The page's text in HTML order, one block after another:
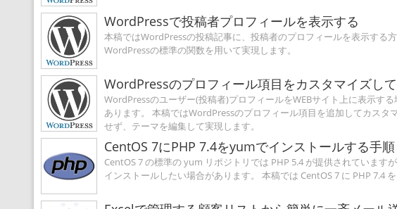
WordPressで投稿者プロフィールを表示する
本稿ではWordPressの投稿記事に、投稿者のプロフィールを表示する
WordPressの標準の関数を用いて実現します。
WordPressのプロフィール項目をカスタマイズし
WordPressのユーザー(投稿者)プロフィールをWEBサイト上に表示す
あります。 本稿ではWordPressのプロフィール項目を追加してカス
せず、テーマを編集して実現します。
CentOS 7にPHP 7.4をyumでインストールする手順
CentOS 7 の標準の yum リポジトリでは PHP 5.4 が提供されていま
インストールしたい場合があります。 本稿では CentOS 7 に PHP 7.4